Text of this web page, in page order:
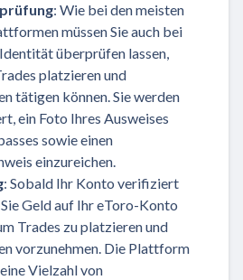
: Wie bei den meisten
müssen Sie auch bei
überprüfen lassen,
platzieren und
tätigen können. Sie werden
ein Foto Ihres Ausweises
sowie einen
einzureichen.
: Sobald Ihr Konto verifiziert
Geld auf Ihr eToro-Konto
Trades zu platzieren und
vorzunehmen. Die Plattform
Vielzahl von